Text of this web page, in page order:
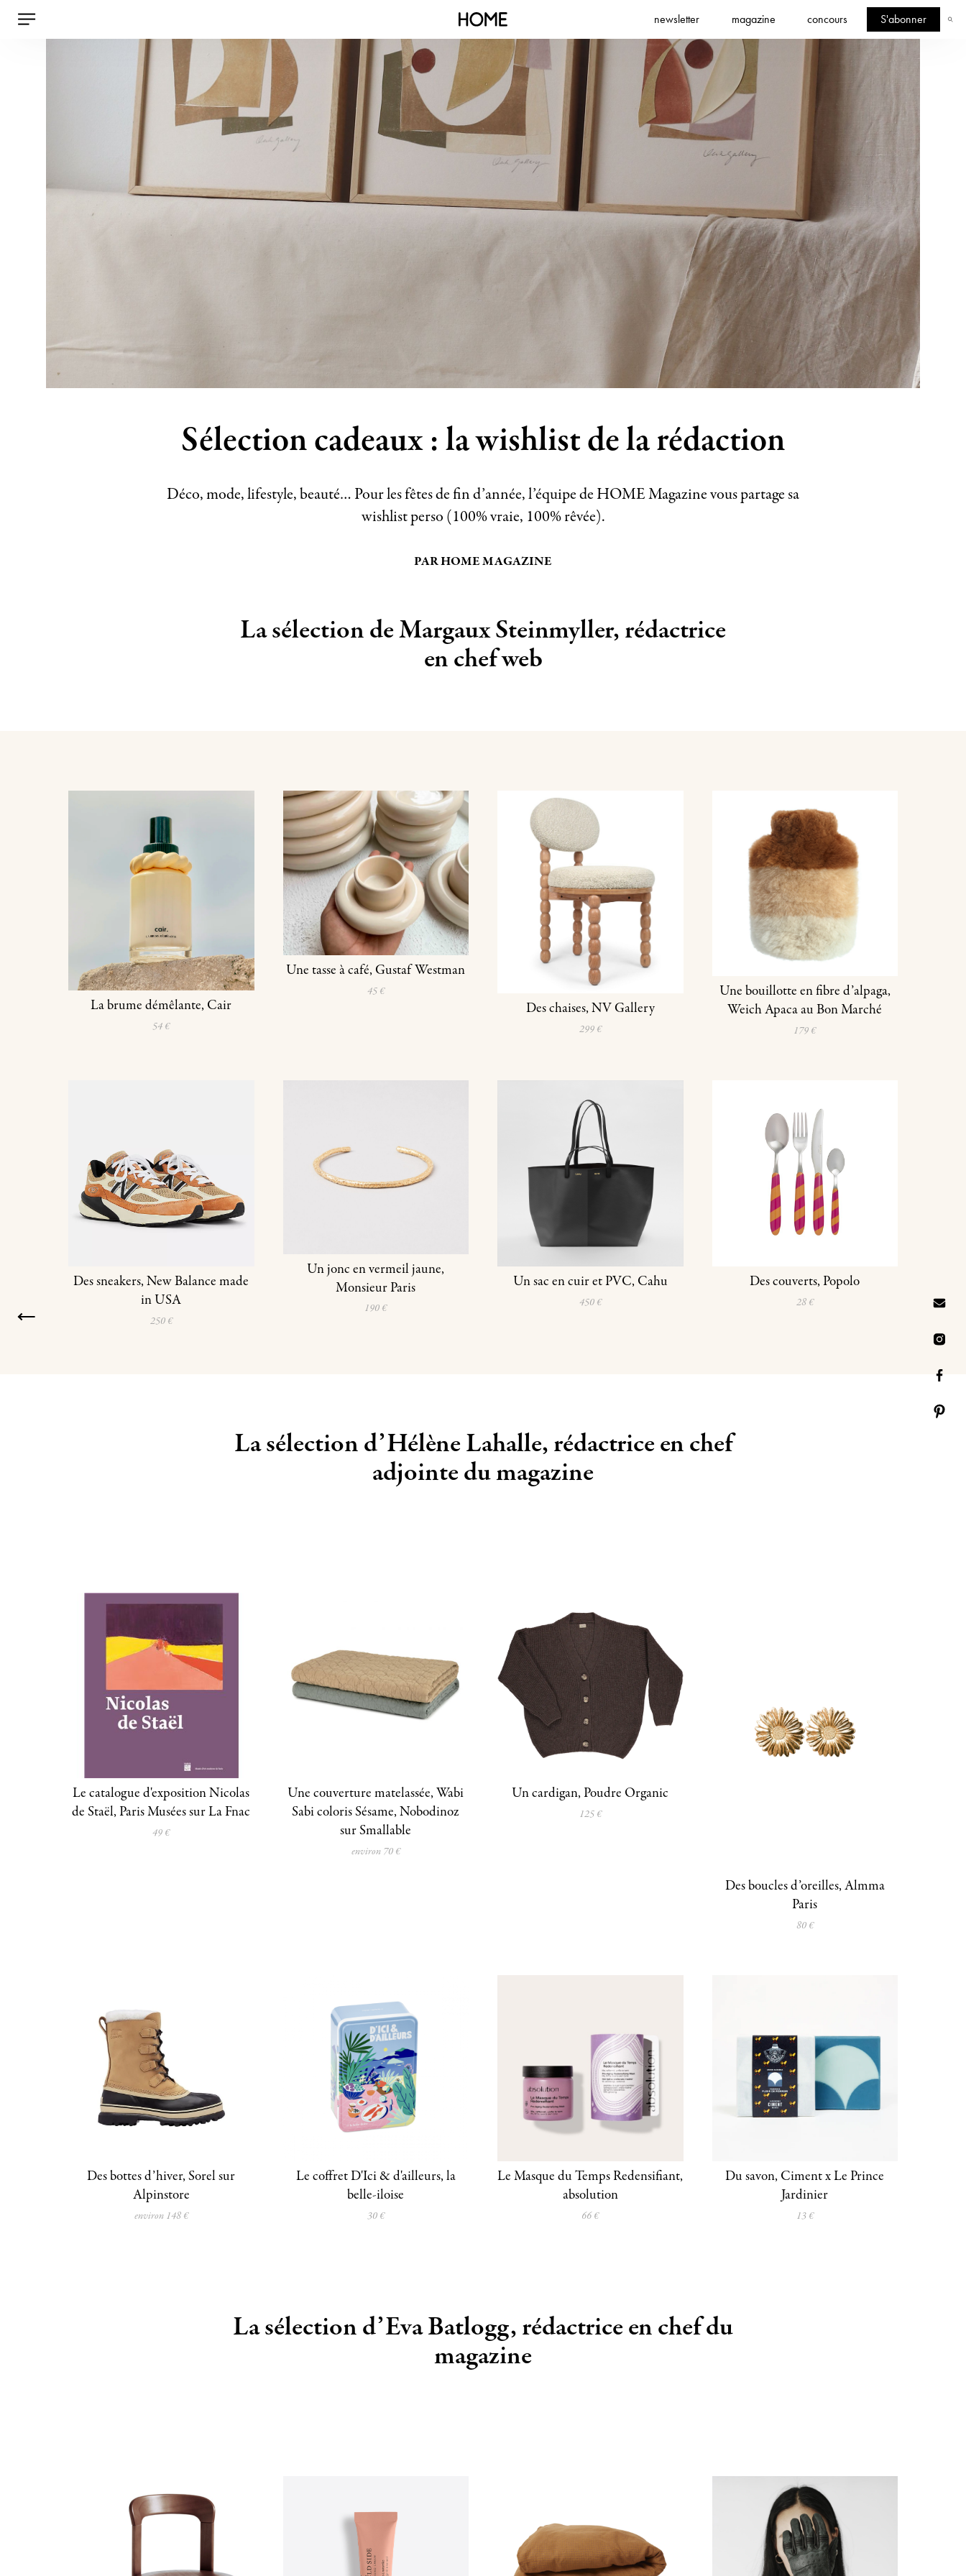
newsletter magazine concours S'abonner
Sélection cadeaux : la wishlist de la rédaction
Déco, mode, lifestyle, beauté… Pour les fêtes de fin d’année, l’équipe de HOME Magazine vous partage sa
wishlist perso (100% vraie, 100% rêvée).
PAR HOME MAGAZINE
La sélection de Margaux Steinmyller, rédactrice
en chef web
La brume démêlante, Cair
54 €
Une tasse à café, Gustaf Westman
45 €
Des chaises, NV Gallery
299 €
Une bouillotte en fibre d’alpaga,
Weich Apaca au Bon Marché
179 €
Des sneakers, New Balance made
in USA
250 €
Un jonc en vermeil jaune,
Monsieur Paris
190 €
Un sac en cuir et PVC, Cahu
450 €
Des couverts, Popolo
28 €
La sélection d’Hélène Lahalle, rédactrice en chef
adjointe du magazine
Le catalogue d'exposition Nicolas
de Staël, Paris Musées sur La Fnac
49 €
Une couverture matelassée, Wabi
Sabi coloris Sésame, Nobodinoz
sur Smallable
environ 70 €
Un cardigan, Poudre Organic
125 €
Des boucles d’oreilles, Almma
Paris
80 €
Des bottes d’hiver, Sorel sur
Alpinstore
environ 148 €
Le coffret D'Ici & d'ailleurs, la
belle-iloise
30 €
Le Masque du Temps Redensifiant,
absolution
66 €
Du savon, Ciment x Le Prince
Jardinier
13 €
La sélection d’Eva Batlogg, rédactrice en chef du
magazine